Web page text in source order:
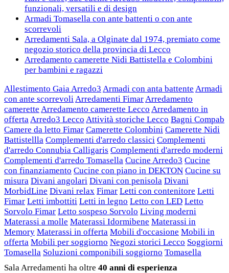
funzionali, versatili e di design
Armadi Tomasella con ante battenti o con ante
scorrevoli
Arredamenti Sala, a Olginate dal 1974, premiato come
negozio storico della provincia di Lecco
Arredamento camerette Nidi Battistella e Colombini
per bambini e ragazzi
Allestimento Gaia Arredo3 Armadi con anta battente Armadi
con ante scorrevoliArredamenti FimarArredamento
camerette Arredamento camerette Lecco Arredamento in
offertaArredo3 Lecco Attività storiche Lecco Bagni Compab
Camere da letto Fimar Camerette Colombini Camerette Nidi
Battistellla Complementi d'arredo classici Complementi
d'arredo Connubia Calligaris Complementi d'arredo moderni
Complementi d'arredo Tomasella Cucine Arredo3 Cucine
con finanziamento Cucine con piano in DEKTON Cucine su
misura Divani angolari Divani con penisola Divani
MorbidLine Divani relax Fimar Letti con contenitore Letti
Fimar Letti imbottiti Letti in legno Letto con LED Letto
Sorvolo Fimar Letto sospeso Sorvolo Living moderni
Materassi a molle Materassi Idormibene Materassi in
Memory Materassi in offerta Mobili d'occasione Mobili in
offerta Mobili per soggiorno Negozi storici Lecco Soggiorni
Tomasella Soluzioni componibili soggiorno Tomasella
Sala Arredamenti ha oltre 40 anni di esperienza